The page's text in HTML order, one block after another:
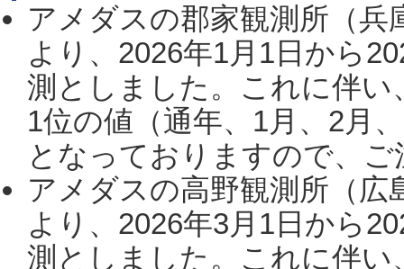
アメダスの郡家観測所（
より、2026年1月1日から
測としました。これに伴い
1位の値（通年、1月、2月
となっておりますので、
アメダスの高野観測所（
より、2026年3月1日から
測としました。これに伴い